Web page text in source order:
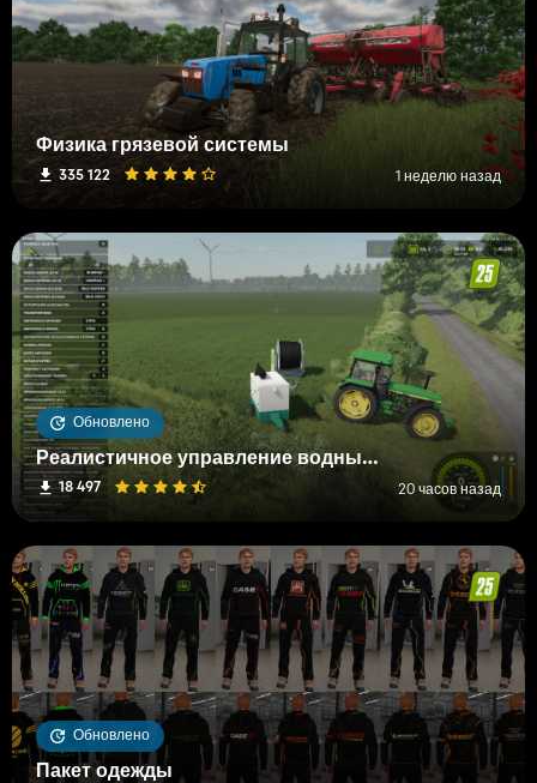
Физика грязевой системы
335 122 1 неделю назад
Обновлено
Реалистичное управление водными и почвенными ресурсами (RWSM)
18 497 20 часов назад
Обновлено
Пакет одежды